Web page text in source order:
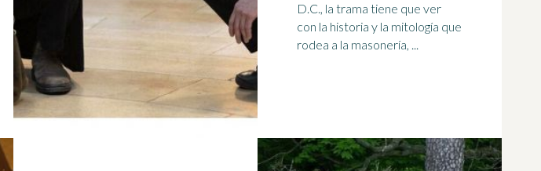
D.C., la trama tiene que ver
con la historia y la mitología que
rodea a la masonería, ...